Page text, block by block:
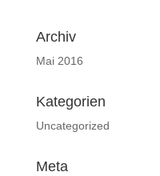
Archiv
Mai 2016
Kategorien
Uncategorized
Meta